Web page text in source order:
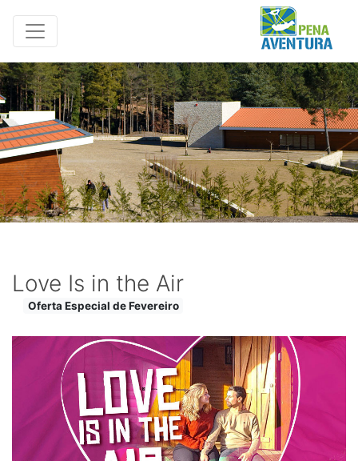
Love Is in the Air
Oferta Especial de Fevereiro